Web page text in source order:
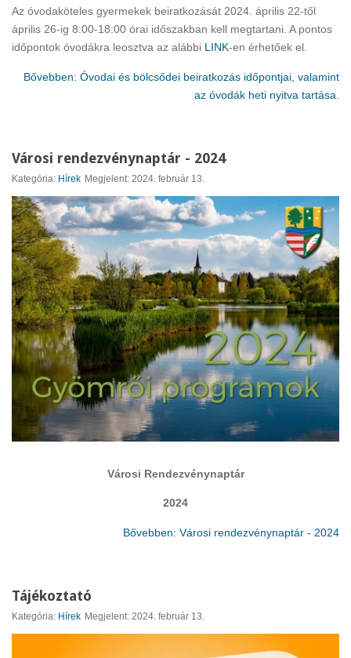
Az óvodaköteles gyermekek beiratkozását 2024. április 22-től
április 26-ig 8:00-18:00 órai időszakban kell megtartani. A pontos
időpontok óvodákra leosztva az alábbi LINK-en érhetőek el.
Bővebben: Óvodai és bölcsődei beiratkozás időpontjai, valamint
az óvodák heti nyitva tartása.
Városi rendezvénynaptár - 2024
Kategória: Hírek Megjelent: 2024. február 13.
Városi Rendezvénynaptár
2024
Bővebben: Városi rendezvénynaptár - 2024
Tájékoztató
Kategória: Hírek Megjelent: 2024. február 13.